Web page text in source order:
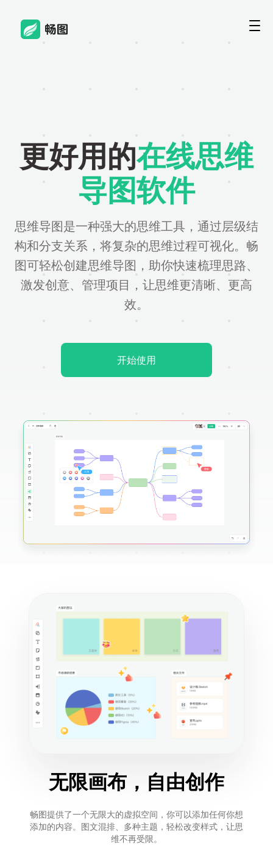
更好用的在线思维
导图软件
思维导图是一种强大的思维工具，通过层级结
构和分支关系，将复杂的思维过程可视化。畅
图可轻松创建思维导图，助你快速梳理思路、
激发创意、管理项目，让思维更清晰、更高
效。
开始使用
无限画布，自由创作
畅图提供了一个无限大的虚拟空间，你可以添加任何你想
添加的内容。图文混排、多种主题，轻松改变样式，让思
维不再受限。